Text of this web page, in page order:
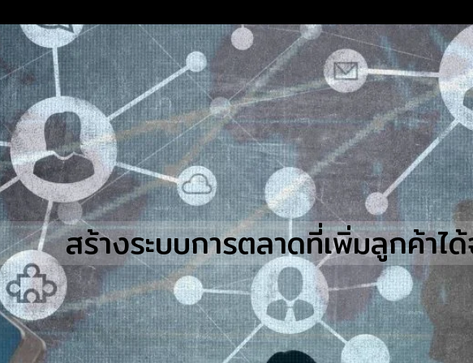
Search
for:
สร้างระบบการตลาดที่เพิ่มลูกค้าไ